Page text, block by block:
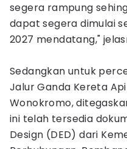
segera rampung
dapat segera dimulai
2027 mendatang,"
Sedangkan untuk
Jalur Ganda Kereta
Wonokromo,
ini telah tersedia
Design (DED) dari